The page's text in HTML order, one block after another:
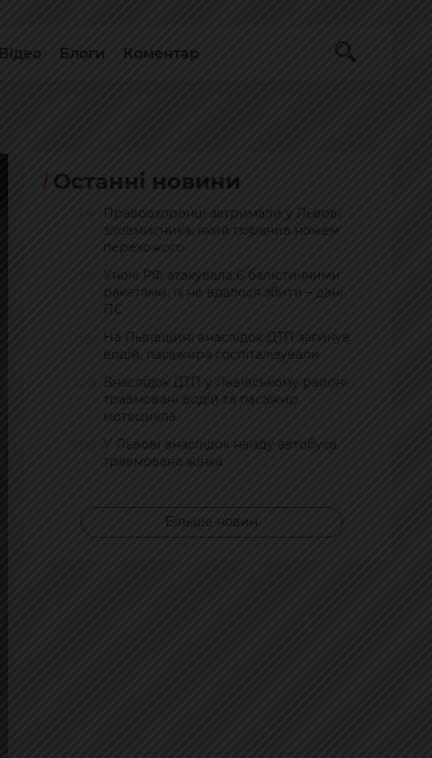
Відео Блоги Коментар
Останні новини
Правоохоронці затримали у Львові
зловмисника, який поранив ножем
перехожого
Уночі РФ атакувала 6 балістичними
ракетами, їх не вдалося збити – дані
ПС
На Львівщині внаслідок ДТП загинув
водій, пасажира госпіталізували
Внаслідок ДТП у Львівському районі
травмовані водій та пасажир
мотоцикла
У Львові внаслідок наїзду автобуса
травмована жінка
Більше новин